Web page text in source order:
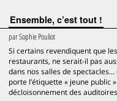
Ensemble, c’est tout !
parSophie Pouliot
Si certains revendiquent que
restaurants, ne serait-il pas
dans nos salles de
porte l’étiquette « jeune public
décloisonnement des